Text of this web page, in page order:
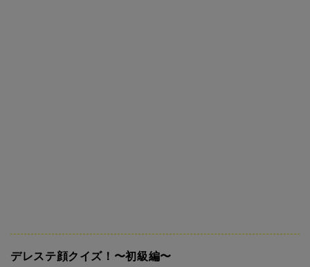
デレステ顔クイズ！〜初級編〜